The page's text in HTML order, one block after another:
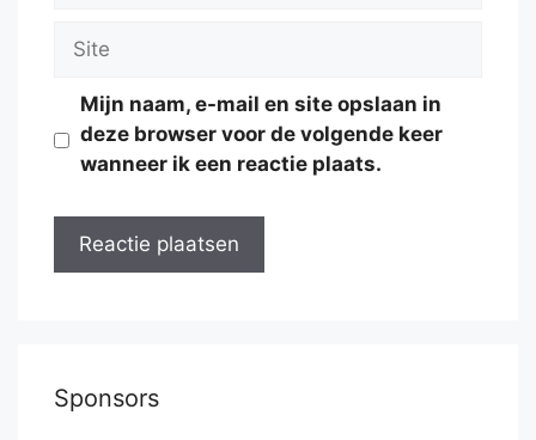
Site
Mijn naam, e-mail en site opslaan in
deze browser voor de volgende keer
wanneer ik een reactie plaats.
Sponsors